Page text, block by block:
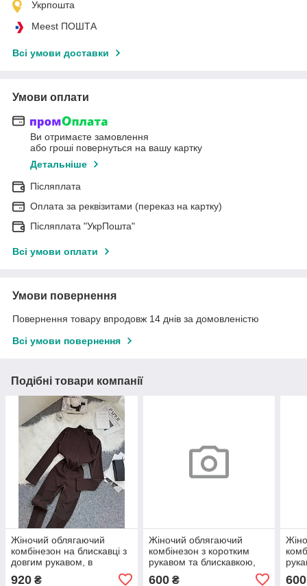
Укрпошта
Meest ПОШТА
Всі умови доставки
Умови оплати
Ви отримаєте замовлення
або гроші повернуться на вашу картку
Детальніше
Післяплата
Оплата за реквізитами (переказ на картку)
Післяплата "УкрПошта"
Всі умови оплати
Умови повернення
Повернення товару впродовж 14 днів за домовленістю
Всі умови повернення
Подібні товари компанії
Жіночий облягаючий
комбінезон на блискавці з
довгим рукавом, в
шоколадному кольорі 46-
920 ₴
Жіночий облягаючий
комбінезон з коротким
рукавом та блискавкою,
600₴ 600